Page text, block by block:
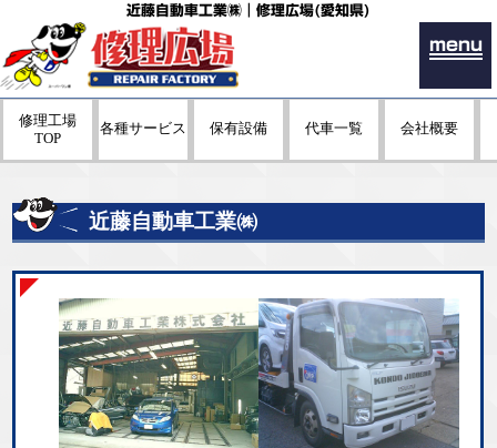
近藤自動車工業㈱｜修理広場(愛知県)
menu
修理工場
TOP
各種サービス 保有設備 代車一覧 会社概要
近藤自動車工業㈱